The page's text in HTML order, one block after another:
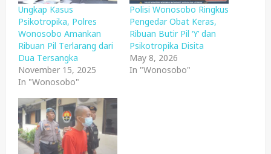
Ungkap Kasus
Psikotropika, Polres
Wonosobo Amankan
Ribuan Pil Terlarang dari
Dua Tersangka
November 15, 2025
In "Wonosobo"
Polisi Wonosobo Ringkus
Pengedar Obat Keras,
Ribuan Butir Pil ‘Y’ dan
Psikotropika Disita
May 8, 2026
In "Wonosobo"